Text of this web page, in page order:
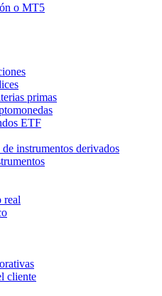
o MT5
primas
ETF
instrumentos derivados
real
cliente